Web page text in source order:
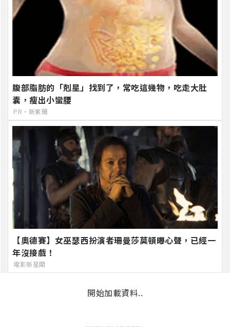
腹部脂肪的「剋星」找到了，常吃這幾物，吃走大肚
囊，瘦出小蠻腰
PR・新素簡
【奧德賽】女巫瑟西扮演者珊曼莎莫頓曝心聲，已經一
年沒接戲！
電影新星聞
開始加載資料..